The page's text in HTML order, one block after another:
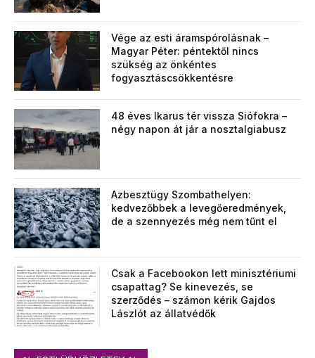
Vége az esti áramspórolásnak –
Magyar Péter: péntektől nincs
szükség az önkéntes
fogyasztáscsökkentésre
48 éves Ikarus tér vissza Siófokra –
négy napon át jár a nosztalgiabusz
Azbesztügy Szombathelyen:
kedvezőbbek a levegőeredmények,
de a szennyezés még nem tűnt el
Csak a Facebookon lett minisztériumi
csapattag? Se kinevezés, se
szerződés – számon kérik Gajdos
Lászlót az állatvédők